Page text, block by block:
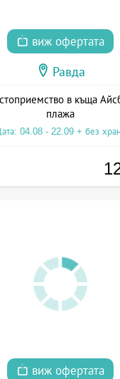
виж офертата
Равда
в къща
плажа
04.08 - 22.09 + без
виж офертата